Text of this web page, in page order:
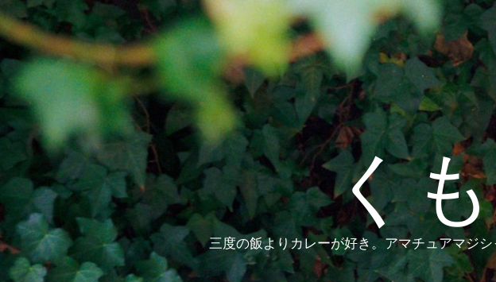
く
三度の飯よりカレーが好き。アマチュアマジ